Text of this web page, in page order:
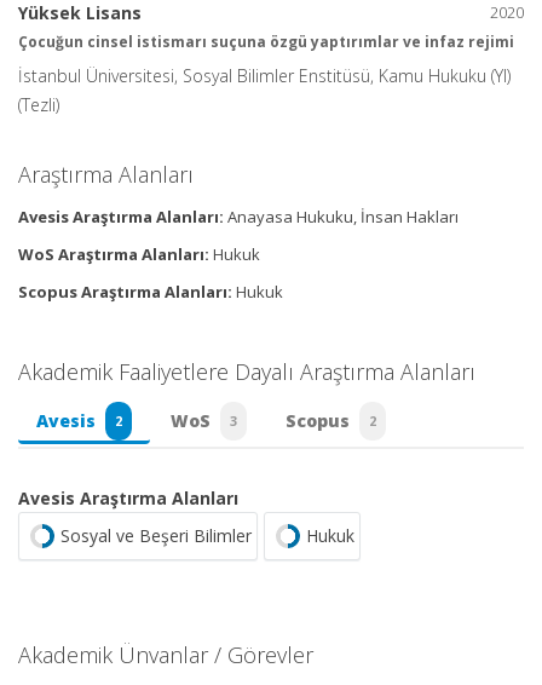
2020
Yüksek Lisans
Çocuğun cinsel istismarı suçuna özgü yaptırımlar ve infaz rejimi
İstanbul Üniversitesi, Sosyal Bilimler Enstitüsü, Kamu Hukuku (Yl)
(Tezli)
Araştırma Alanları
Avesis Araştırma Alanları: Anayasa Hukuku, İnsan Hakları
WoS Araştırma Alanları: Hukuk
Scopus Araştırma Alanları: Hukuk
Akademik Faaliyetlere Dayalı Araştırma Alanları
Avesis 2 WoS 3 Scopus 2
Avesis Araştırma Alanları
Sosyal ve Beşeri Bilimler
Hukuk
Akademik Ünvanlar / Görevler